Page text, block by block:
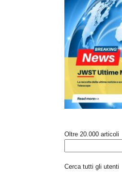
Oltre 20.000 articoli
Cerca tutti gli utenti